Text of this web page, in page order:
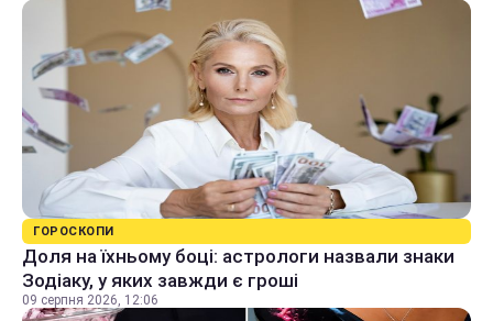
ГОРОСКОПИ
Доля на їхньому боці: астрологи назвали знаки
Зодіаку, у яких завжди є гроші
09 серпня 2026, 12:06